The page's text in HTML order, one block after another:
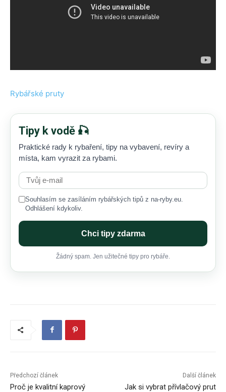
Rybářské pruty
Tipy k vodě 🎣
Praktické rady k rybaření, tipy na vybavení, revíry a
místa, kam vyrazit za rybami.
Souhlasím se zasíláním rybářských tipů z na-ryby.eu.
Odhlášení kdykoliv.
Chci tipy zdarma
Žádný spam. Jen užitečné tipy pro rybáře.
Předchozí článek
Proč je kvalitní kaprový
Další článek
Jak si vybrat přívlačový prut